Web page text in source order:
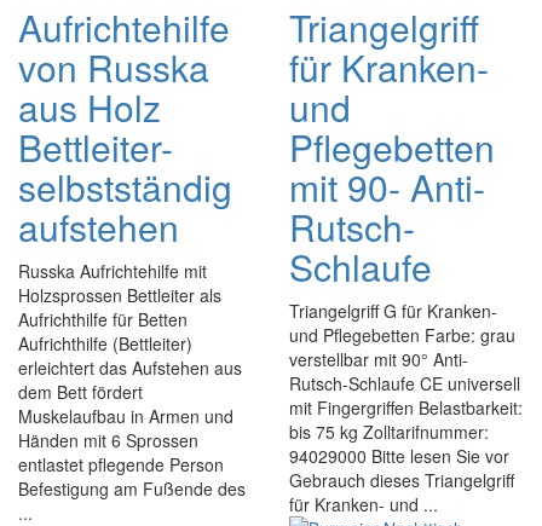
Aufrichtehilfe
von Russka
aus Holz
Bettleiter-
selbstständig
aufstehen
Russka Aufrichtehilfe mit
Holzsprossen Bettleiter als
Aufrichthilfe für Betten
Aufrichthilfe (Bettleiter)
erleichtert das Aufstehen aus
dem Bett fördert
Muskelaufbau in Armen und
Händen mit 6 Sprossen
entlastet pflegende Person
Befestigung am Fußende des
...
Triangelgriff
für Kranken-
und
Pflegebetten
mit 90- Anti-
Rutsch-
Schlaufe
Triangelgriff G für Kranken-
und Pflegebetten Farbe: grau
verstellbar mit 90° Anti-
Rutsch-Schlaufe CE universell
mit Fingergriffen Belastbarkeit:
bis 75 kg Zolltarifnummer:
94029000 Bitte lesen Sie vor
Gebrauch dieses Triangelgriff
für Kranken- und ...